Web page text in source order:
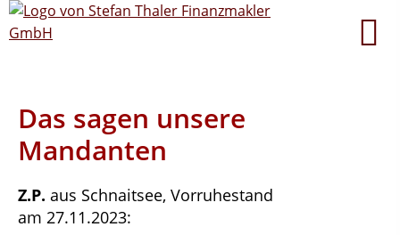
Das sagen unsere
Mandanten
Z.P. aus Schnaitsee, Vorruhestand
am 27.11.2023: